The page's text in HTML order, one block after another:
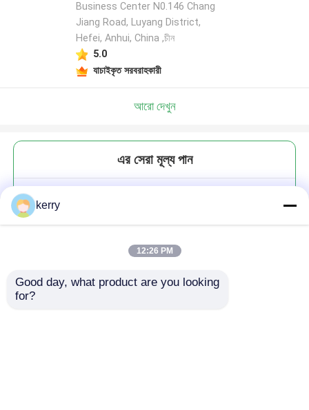
Business Center N0.146 Chang
Jiang Road, Luyang District,
Hefei, Anhui, China ,চীন
5.0
যাচাইকৃত সরবরাহকারী
আরো দেখুন
এর সেরা মূল্য পান
kerry
12:26 PM
Good day, what product are you looking
for?